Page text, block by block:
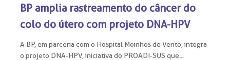
BP amplia rastreamento do câncer do
colo do útero com projeto DNA-HPV
A BP, em parceria com o Hospital Moinhos de Vento, integra
o projeto DNA-HPV, iniciativa do PROADI-SUS que...